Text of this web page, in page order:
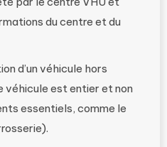
du centre et du
d’un véhicule hors
véhicule est entier et non
essentiels, comme le